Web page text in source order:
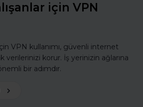
için VPN
VPN kullanımı, güvenli internet
verilerinizi korur. İş yerinizin ağlarına
bir adımdır.